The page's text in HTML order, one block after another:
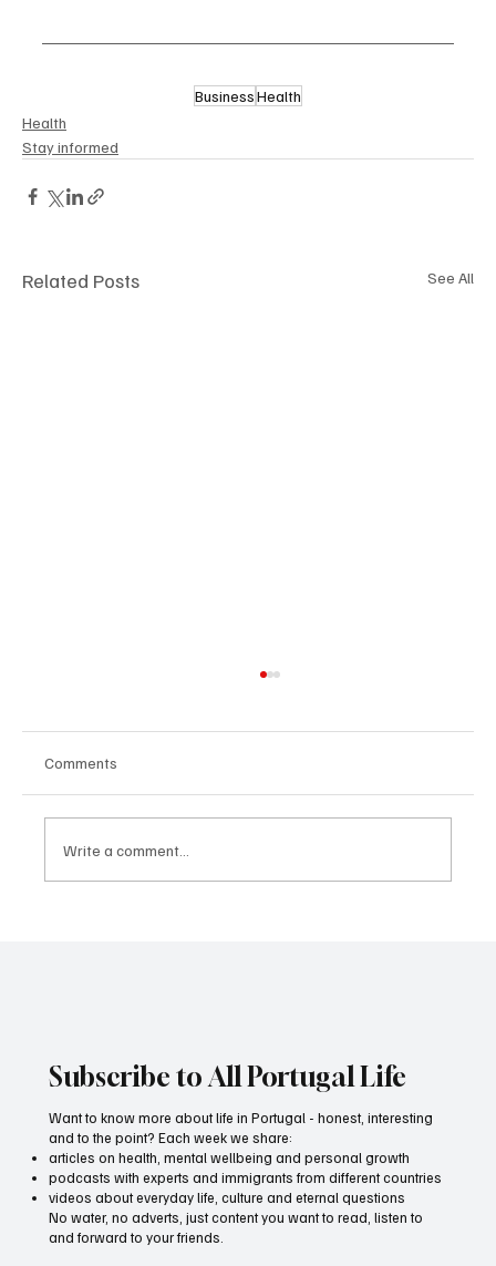
BusinessHealth
Health
Stay informed
Related Posts See All
Comments
Write a comment...
Subscribe to All Portugal Life
Want to know more about life in Portugal - honest, interesting
and to the point? Each week we share:
articles on health, mental wellbeing and personal growth
podcasts with experts and immigrants from different countries
videos about everyday life, culture and eternal questions
No water, no adverts, just content you want to read, listen to
and forward to your friends.